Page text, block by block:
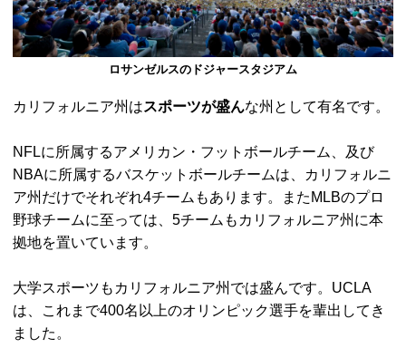
ロサンゼルスのドジャースタジアム
カリフォルニア州はスポーツが盛んな州として有名です。
NFLに所属するアメリカン・フットボールチーム、及び
NBAに所属するバスケットボールチームは、カリフォルニ
ア州だけでそれぞれ4チームもあります。またMLBのプロ
野球チームに至っては、5チームもカリフォルニア州に本
拠地を置いています。
大学スポーツもカリフォルニア州では盛んです。UCLA
は、これまで400名以上のオリンピック選手を輩出してき
ました。